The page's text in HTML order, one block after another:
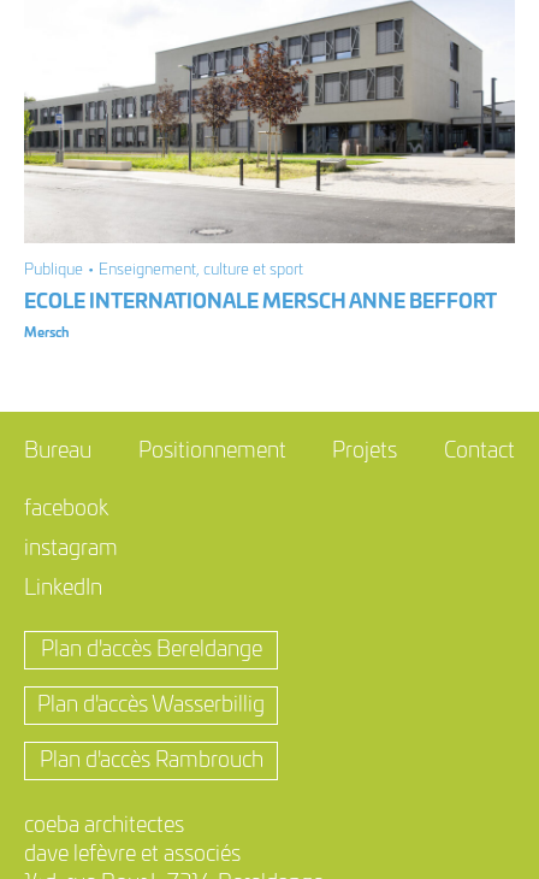
Publique • Enseignement, culture et sport
ECOLE INTERNATIONALE MERSCH ANNE BEFFORT
Mersch
Bureau Positionnement Projets Contact
facebook
instagram
LinkedIn
Plan d'accès Bereldange
Plan d'accès Wasserbillig
Plan d'accès Rambrouch
coeba architectes
dave lefèvre et associés